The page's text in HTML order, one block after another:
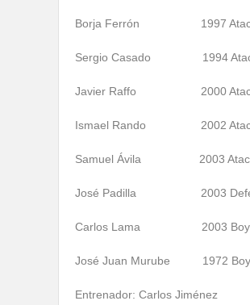
Borja Ferrón 1997
Sergio Casado 1994
Javier Raffo 2000
Ismael Rando 2002
Samuel Ávila 2003
José Padilla 2003
Carlos Lama 2003
José Juan Murube 1972
Entrenador: Carlos Jiménez